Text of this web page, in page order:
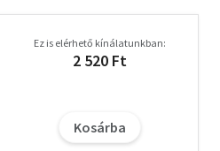
Ez is elérhető kínálatunkban:
2 520 Ft
Kosárba